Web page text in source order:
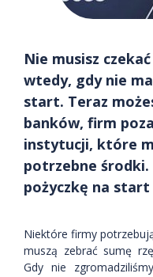
Nie musisz
wtedy, gdy nie
start. Teraz
banków, firm
instytucji, które
potrzebne środki.
pożyczkę na
Niektóre firmy
muszą zebrać sumę
Gdy nie